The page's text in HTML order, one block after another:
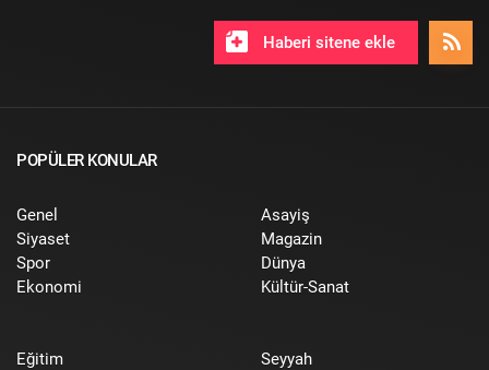
Haberi sitene ekle
POPÜLER KONULAR
Genel
Siyaset
Spor
Ekonomi
Asayiş
Magazin
Dünya
Kültür-Sanat
Eğitim
Seyyah